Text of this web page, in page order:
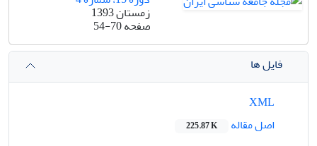
زمستان 1393
صفحه54-70
فایل ها
اصل مقاله
225.87 K